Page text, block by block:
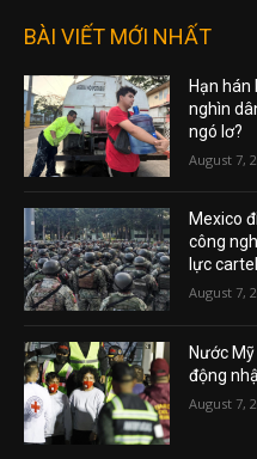
BÀI VIẾT MỚI NHẤT
Hạn hán
nghìn
ngó lơ?
August 7,
Mexico
công
lực cartel
August 7,
Nước
động
August 7,